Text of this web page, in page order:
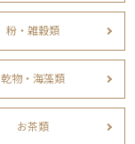
粉・雑穀類
乾物・海藻類
お茶類